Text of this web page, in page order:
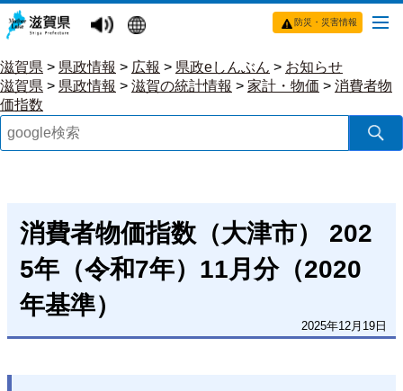
防災・災害情報
滋賀県 > 県政情報 > 広報 > 県政eしんぶん > お知らせ
滋賀県 > 県政情報 > 滋賀の統計情報 > 家計・物価 > 消費者物
価指数
消費者物価指数（大津市） 202
5年（令和7年）11月分（2020
年基準）
2025年12月19日